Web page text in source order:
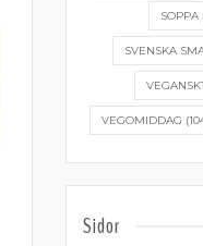
SOPPA
SVENSKA
VEGOMIDDAG
Sidor